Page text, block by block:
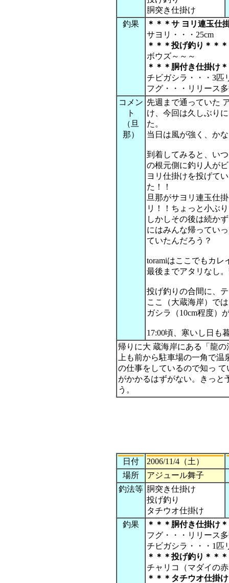
胴突き仕掛け
釣果
＊＊＊ サ ヨリ連玉仕
サヨリ・・・25cm
＊＊＊投げ釣り＊＊＊
ボウズ～～～
＊＊＊ 胴付き仕掛け
チビガシラ・・・3匹
フグ・・・リリース
コメン
ト
（旦
那）
先週まで通っていた
け、今回は久しぶり
た。
当日は風が強く、か
到着してみると、い
の根元側に釣り人が
ヨリ仕掛けを投げて
た！！
旦那がサヨリ連玉仕
リ！！ちょっと小ぶ
しかしその後は続か
にはみんな帰ってい
ていたんだろう？
toramiはここでもカ
最後までアタリなし
投げ釣りの合間に、
ここ（大蔵海岸）で
ガシラ（10cm程度）
17:00頃、寒いし日も
帰りに大 蔵海岸にある「龍
上も前から駐車場の一角で
の仕事をしているので知っ
がかかるはずがない。きっと
う。
日付
2006/11/4（土）
場所
アジュール舞子
釣法等 胴突き仕掛け
投げ釣り
タチウオ仕掛け
釣果
＊＊＊胴付き仕掛け
フグ・・・リリース
チビガシラ・・・1匹
＊＊＊投げ釣り＊＊＊
チャリコ（マダイの
＊＊＊タチウオ仕掛